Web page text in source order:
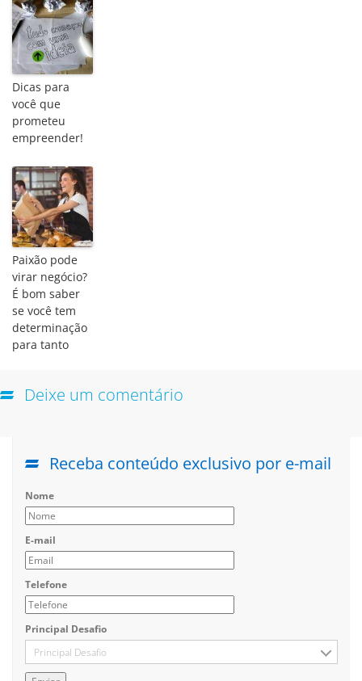
Dicas para
você que
prometeu
empreender!
Paixão pode
virar negócio?
É bom saber
se você tem
determinação
para tanto
Deixe um comentário
Receba conteúdo exclusivo por e-mail
Nome
E-mail
Telefone
Principal Desafio
Principal Desafio